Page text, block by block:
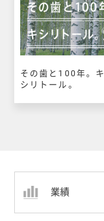
その歯と100年。キ
シリトール。
業績